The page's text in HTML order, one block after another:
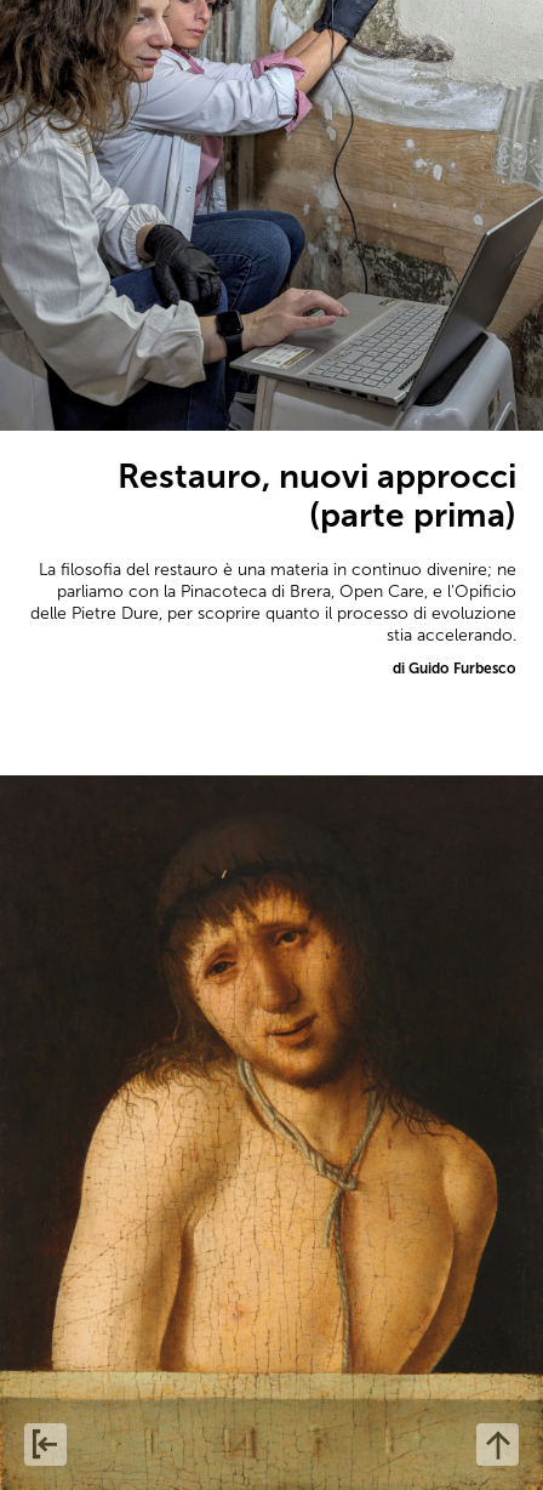
Restauro, nuovi approcci
(parte prima)
La filosofia del restauro è una materia in continuo divenire; ne
parliamo con la Pinacoteca di Brera, Open Care, e l'Opificio
delle Pietre Dure, per scoprire quanto il processo di evoluzione
stia accelerando.
di Guido Furbesco